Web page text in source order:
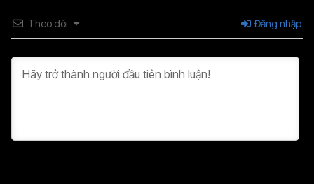
Theo dõi Đăng nhập